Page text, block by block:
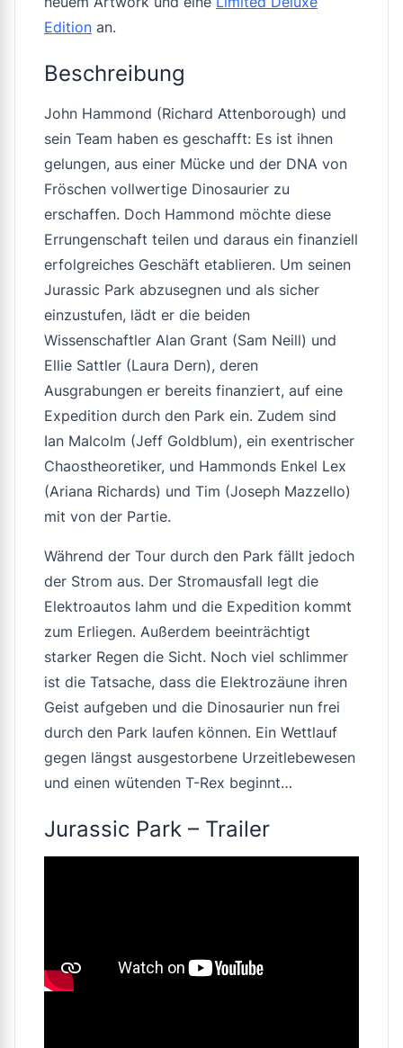
Edition an.
Beschreibung
John Hammond (Richard Attenborough) und
sein Team haben es geschafft: Es ist ihnen
gelungen, aus einer Mücke und der DNA von
Fröschen vollwertige Dinosaurier zu
erschaffen. Doch Hammond möchte diese
Errungenschaft teilen und daraus ein finanziell
erfolgreiches Geschäft etablieren. Um seinen
Jurassic Park abzusegnen und als sicher
einzustufen, lädt er die beiden
Wissenschaftler Alan Grant (Sam Neill) und
Ellie Sattler (Laura Dern), deren
Ausgrabungen er bereits finanziert, auf eine
Expedition durch den Park ein. Zudem sind
Ian Malcolm (Jeff Goldblum), ein exentrischer
Chaostheoretiker, und Hammonds Enkel Lex
(Ariana Richards) und Tim (Joseph Mazzello)
mit von der Partie.
Während der Tour durch den Park fällt jedoch
der Strom aus. Der Stromausfall legt die
Elektroautos lahm und die Expedition kommt
zum Erliegen. Außerdem beeinträchtigt
starker Regen die Sicht. Noch viel schlimmer
ist die Tatsache, dass die Elektrozäune ihren
Geist aufgeben und die Dinosaurier nun frei
durch den Park laufen können. Ein Wettlauf
gegen längst ausgestorbene Urzeitlebewesen
und einen wütenden T-Rex beginnt…
Jurassic Park – Trailer